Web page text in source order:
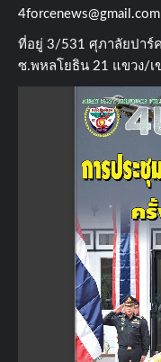
4forcenews@gmail.com
ที่อยู่​ 3/531​ ศุภาลัยปาร์
ซ.พหลโยธิน​ 21​ แขวง/เ